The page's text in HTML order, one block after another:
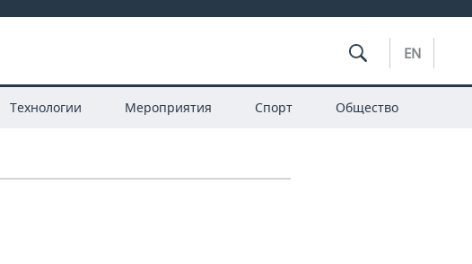
EN
Технологии Мероприятия Спорт Общество